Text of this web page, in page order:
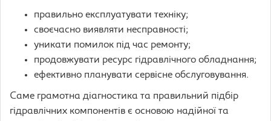
правильно експлуатувати техніку;
своєчасно виявляти несправності;
уникати помилок під час ремонту;
продовжувати ресурс гідравлічного обладнання;
ефективно планувати сервісне обслуговування.
Саме грамотна діагностика та правильний підбір
гідравлічних компонентів є основою надійної та